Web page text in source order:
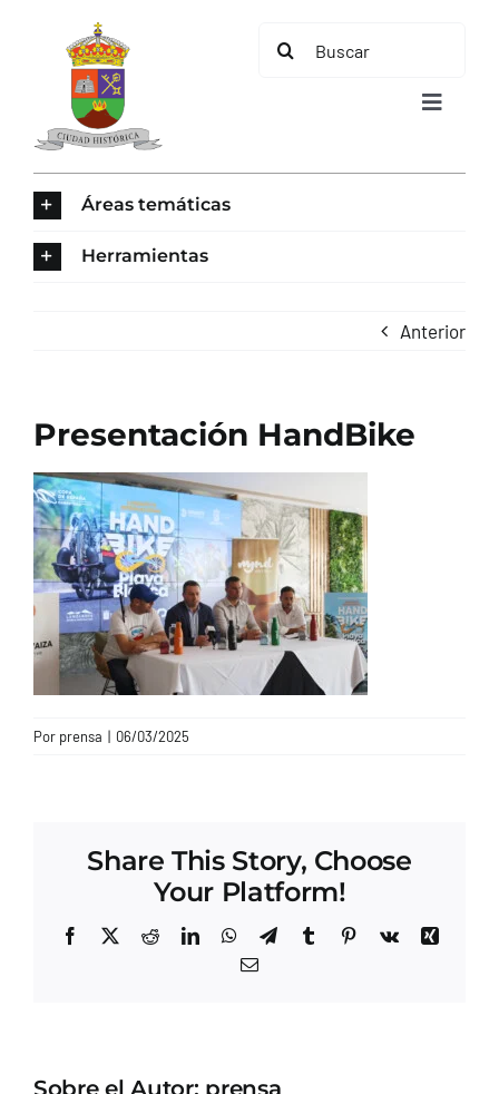
contenido
Buscar:
Toggle
CONTACTO
Áreas temáticas
Herramientas
Anterior
Presentación HandBike
Por prensa | 06/03/2025
Share This Story, Choose
Your Platform!
Facebook
X RedditLinkedInWhatsApp
TelegramTumblrPinterest
Vk
Xing
Correo